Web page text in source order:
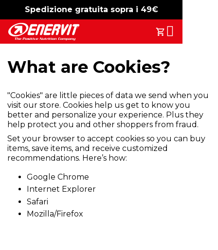
Spedizione gratuita sopra i 49€
-15% free shipping
Il Tuo
Search
What are Cookies?
"Cookies" are little pieces of data we send when you
visit our store. Cookies help us get to know you
better and personalize your experience. Plus they
help protect you and other shoppers from fraud.
Set your browser to accept cookies so you can buy
items, save items, and receive customized
recommendations. Here’s how:
Google Chrome
Internet Explorer
Safari
Mozilla/Firefox